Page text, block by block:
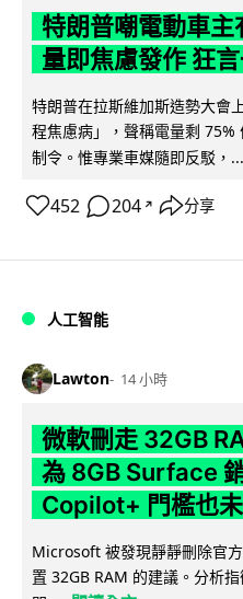
特朗普嘲電動車主
量即焦慮發作 狂
特朗普在拉斯維加斯造勢大會
程焦慮病」，聲稱電量剩 75%
制令。惟專業車媒隨即反駁，...
452 204 ↗ 分享
人工智能
Lawton 14 小時
微軟刪走 32GB
為 8GB Surface
Copilot+ 門檻也未
Microsoft 被發現靜靜刪除官
置 32GB RAM 的建議。分析